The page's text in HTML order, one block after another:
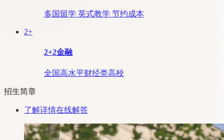
多国留学 英式教学 节约成本
2+
2+2金融
全国高水平财经类高校
招生简章
了解详情在线解答